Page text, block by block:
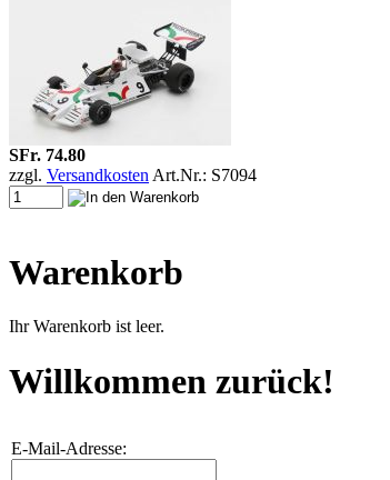
SFr. 74.80
zzgl. Versandkosten Art.Nr.: S7094
Warenkorb
Ihr Warenkorb ist leer.
Willkommen zurück!
E-Mail-Adresse: